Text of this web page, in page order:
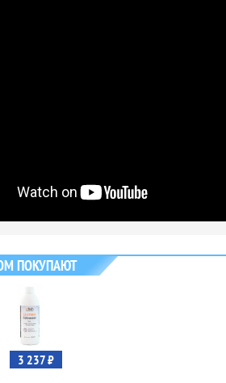
ПОКУПАЮТ
3 237 ₽